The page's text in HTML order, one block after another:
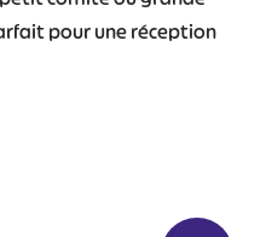
pour une réception